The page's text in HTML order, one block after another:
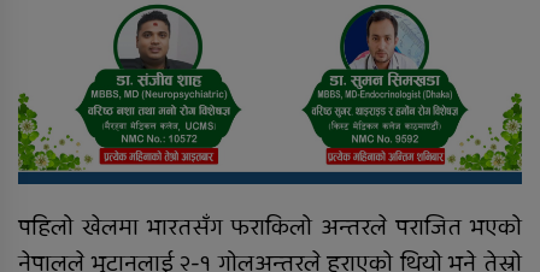
पहिलो खेलमा भारतसँग फराकिलो अन्तरले पराजित भएको
नेपालले भुटानलाई २-१ गोलअन्तरले हराएको थियो भने तेस्रो